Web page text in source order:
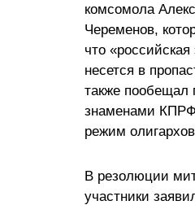
комсомола
Череменов,
что «российская
несется в
также пообещал
знаменами КПРФ
режим
В резолюции
участники